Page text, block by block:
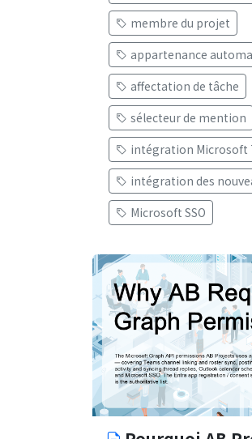
membre du projet
appartenance
affectation de tâche
sélecteur de mention
intégration Microsoft
intégration des
Microsoft SSO